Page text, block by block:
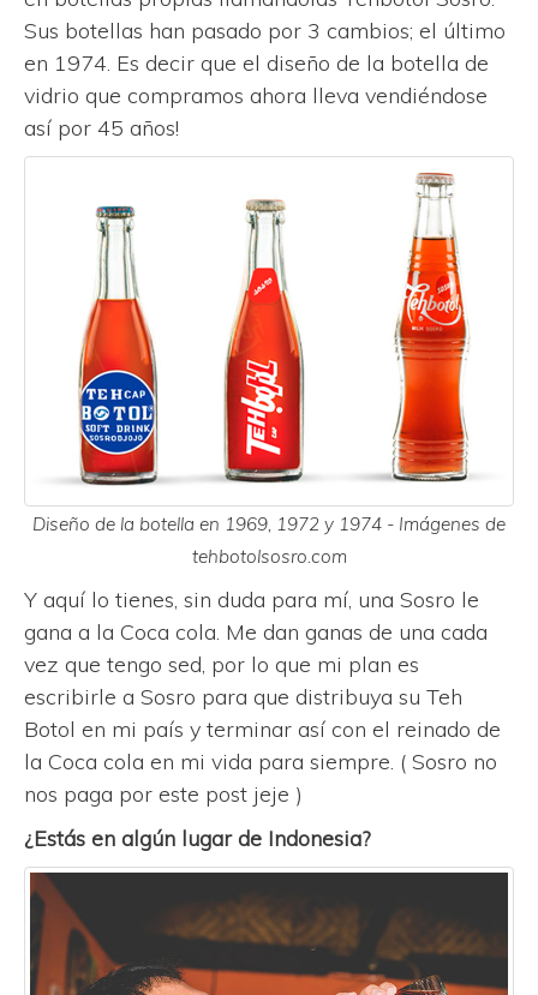
Sus botellas han pasado por 3 cambios; el último
en 1974. Es decir que el diseño de la botella de
vidrio que compramos ahora lleva vendiéndose
así por 45 años!
Diseño de la botella en 1969, 1972 y 1974 - Imágenes de
tehbotolsosro.com
Y aquí lo tienes, sin duda para mí, una Sosro le
gana a la Coca cola. Me dan ganas de una cada
vez que tengo sed, por lo que mi plan es
escribirle a Sosro para que distribuya su Teh
Botol en mi país y terminar así con el reinado de
la Coca cola en mi vida para siempre. ( Sosro no
nos paga por este post jeje )
¿Estás en algún lugar de Indonesia?